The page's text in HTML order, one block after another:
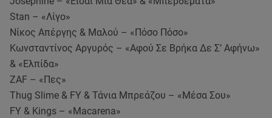
Stan – «Λίγο»
Νίκος Απέργης & Μαλού – «Πόσο Πόσο»
Κωνσταντίνος Αργυρός – «Αφού Σε Βρήκα Δε Σ’ Αφήνω»
& «Ελπίδα»
ZAF – «Πες»
Thug Slime & FY & Τάνια Μπρεάζου – «Μέσα Σου»
FY & Kings – «Macarena»